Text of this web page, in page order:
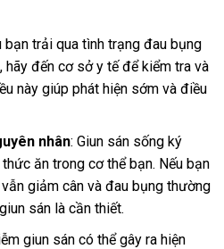
bạn trải qua tình trạng đau bụng
hãy đến cơ sở y tế để kiểm tra và
này giúp phát hiện sớm và điều
nhân: Giun sán sống ký
ăn trong cơ thể bạn. Nếu bạn
giảm cân và đau bụng thường
sán là cần thiết.
giun sán có thể gây ra hiện